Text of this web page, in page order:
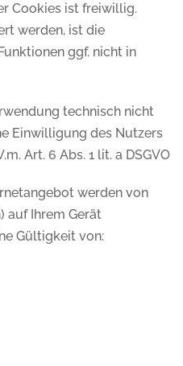
Cookies ist freiwillig.
werden, ist die
ggf. nicht in
technisch nicht
Einwilligung des Nutzers
Art. 6 Abs. 1 lit. a DSGVO
werden von
auf Ihrem Gerät
Gültigkeit von: